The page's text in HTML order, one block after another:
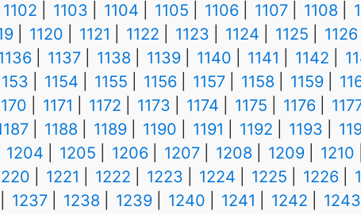
1102
1103 1104 1105 1106 1107 1108
1120 1121 1122 1123 1124 1125 1126
1137 1138 1139 1140 1141 1142
1154 1155 1156 1157 1158 1159
1171 1172 1173 1174 1175 1176
1188 1189 1190 1191 1192 1193
1204
1205 1206 1207 1208 1209 1210
1221 1222 1223 1224 1225 1226
1237
1238 1239 1240 1241 1242 1243